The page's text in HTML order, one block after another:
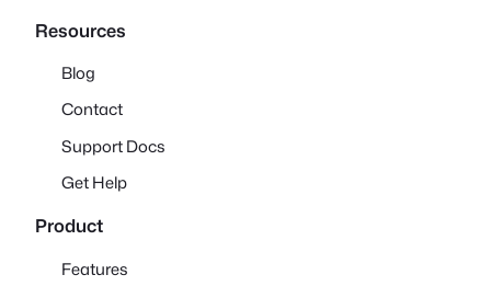
Resources
Blog
Contact
Support Docs
Get Help
Product
Features